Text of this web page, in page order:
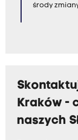
środy
Kraków -
naszych